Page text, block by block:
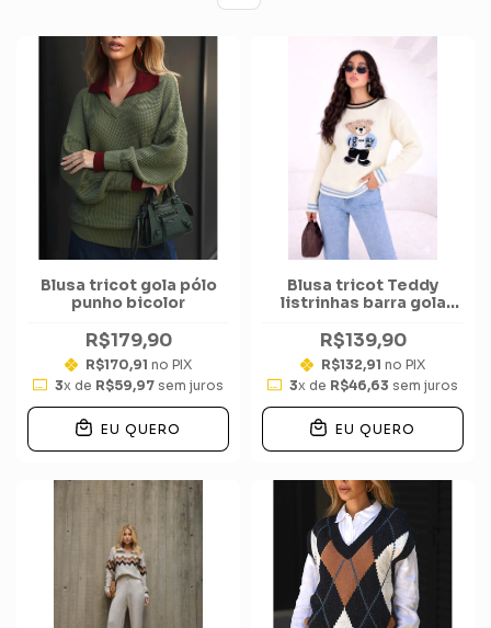
Blusa tricot gola pólo
punho bicolor
R$179,90
R$170,91 no PIX
3x de R$59,97 sem juros
EU QUERO
Blusa tricot Teddy
listrinhas barra gola
R$139,90
R$132,91 no PIX
3x de R$46,63 sem juros
EU QUERO